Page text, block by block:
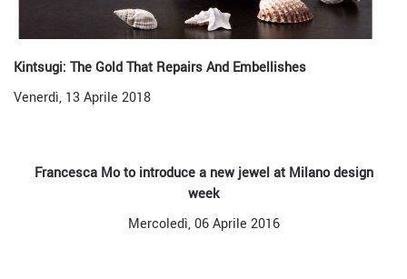
Kintsugi: The Gold That Repairs And Embellishes
Venerdì, 13 Aprile 2018
Francesca Mo to introduce a new jewel at Milano design
week
Mercoledì, 06 Aprile 2016